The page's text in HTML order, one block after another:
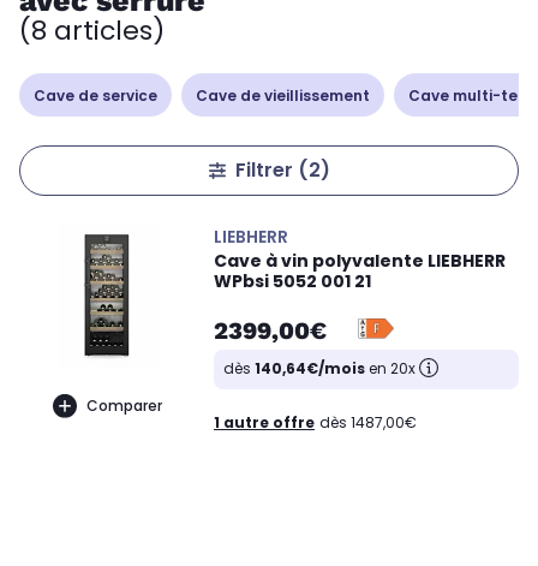
(8 articles)
Cave de service Cave de vieillissement Cave multi-
Filtrer (2)
Comparer
LIEBHERR
Cave à vin polyvalente LIEBHERR
WPbsi 5052 001 21
2399,00€
dès 140,64€/moisen 20x
1 autre offre dès 1487,00€